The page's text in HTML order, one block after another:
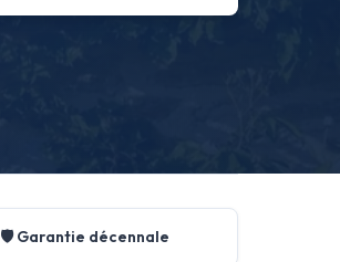
🛡️ Garantie décennale